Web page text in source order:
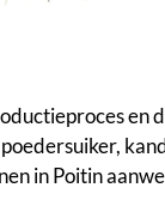
in Poitin